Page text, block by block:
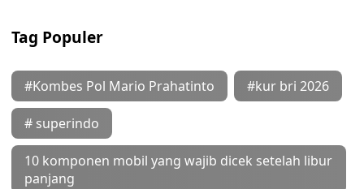
Tag Populer
#Kombes Pol Mario Prahatinto #kur bri 2026
# superindo
10 komponen mobil yang wajib dicek setelah libur
panjang